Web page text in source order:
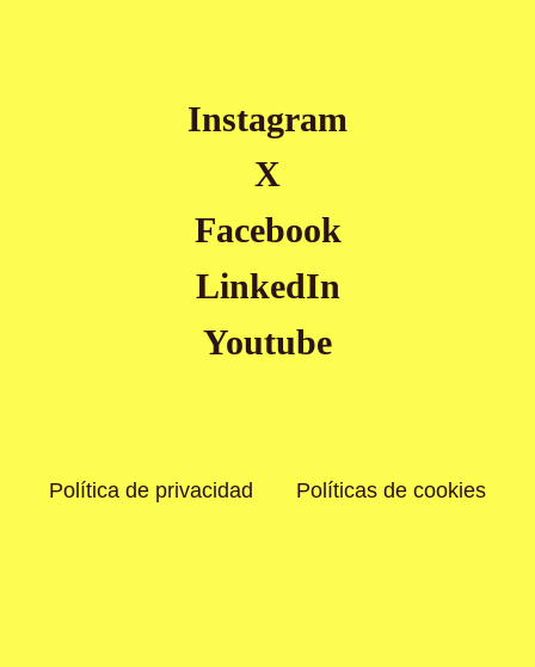
Instagram
X
Facebook
LinkedIn
Youtube
Política de privacidad Políticas de cookies